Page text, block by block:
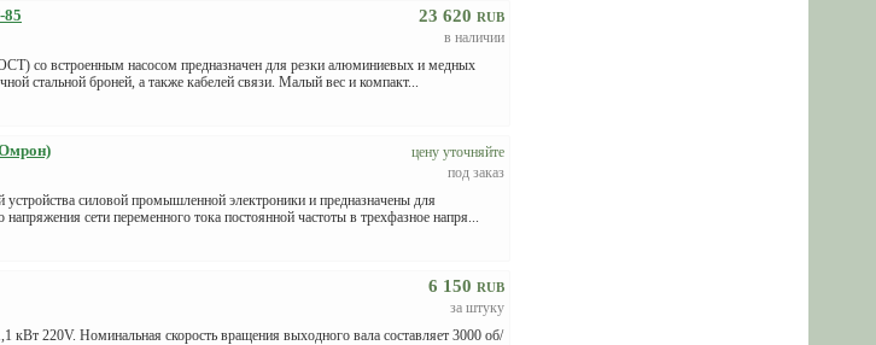
23 620 RUB
в наличии
85
со встроенным насосом предназначен для резки алюминиевых и медных
стальной броней, а также кабелей связи. Малый вес и компакт...
цену уточняйте
под заказ
устройства силовой промышленной электроники и предназначены для
сети переменного тока постоянной частоты в трехфазное напря...
6 150 RUB
за штуку
кВт 220V. Номинальная скорость вращения выходного вала составляет 3000 об/